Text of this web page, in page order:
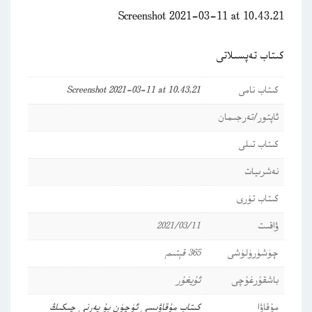
Screenshot 2021-03-11 at 10.43.21
كىتاب تەپسىلاتى
كىتاب نامى
Screenshot 2021-03-11 at 10.43.21
ئاپتور/تەرجىمان
كىتاب تىلى
نەشرىيات
كىتاب تۈرى
ۋاقىت
2021/03/11
چۈشۈرۈلۈشى
365 قېتىم
باشقۇرغۇچى
ئۇيغۇر
مۇقاۋا
كىتاب مۇقاۋىسى ئۈچۈن بۇ يەرنى چىكىڭ